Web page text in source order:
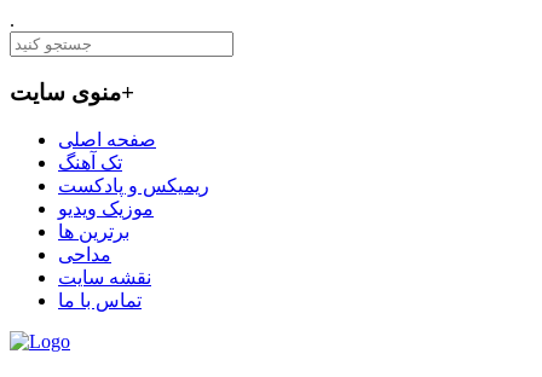
.
منوی سایت+
صفحه اصلی
تک آهنگ
ریمیکس و پادکست
موزیک ویدیو
برترین ها
مداحی
نقشه سایت
تماس با ما